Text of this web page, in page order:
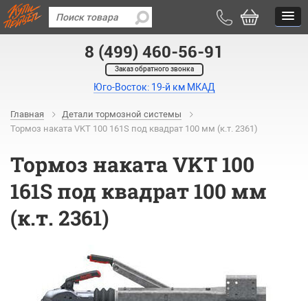
8 (499) 460-56-91
Заказ обратного звонка
Юго-Восток: 19-й км МКАД
Главная
Детали тормозной системы
Тормоз наката VKT 100 161S под квадрат 100 мм (к.т. 2361)
Тормоз наката VKT 100
161S под квадрат 100 мм
(к.т. 2361)